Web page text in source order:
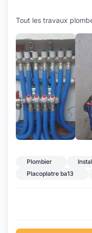
Tout les travaux
Plombier
Placoplatre ba13